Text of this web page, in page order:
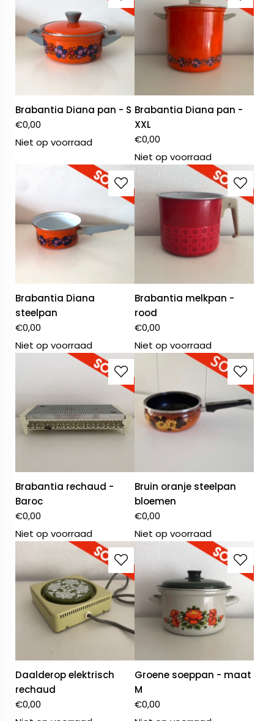
Brabantia Diana pan - S
€0,00
Niet op voorraad
Brabantia Diana pan -
XXL
€0,00
Niet op voorraad
Brabantia Diana
steelpan
€0,00
Niet op voorraad
Brabantia melkpan -
rood
€0,00
Niet op voorraad
Brabantia rechaud -
Baroc
€0,00
Niet op voorraad
Bruin oranje steelpan
bloemen
€0,00
Niet op voorraad
Daalderop elektrisch
rechaud
€0,00
Groene soeppan - maat
M
€0,00